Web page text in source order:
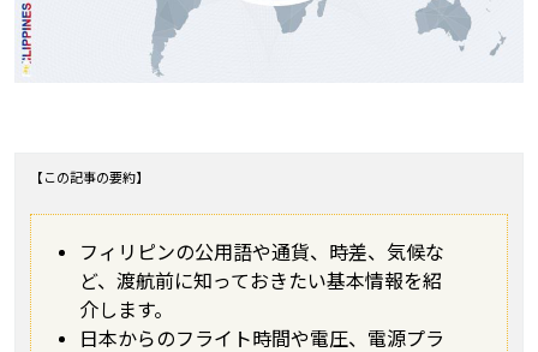
【この記事の要約】
フィリピンの公用語や通貨、時差、気候な
ど、渡航前に知っておきたい基本情報を紹
介します。
日本からのフライト時間や電圧、電源プラ